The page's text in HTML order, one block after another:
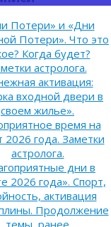
Потери» и «Дни
Потери». Что это
Когда будет?
астролога.
активация:
входной двери в
своем жилье».
время на
2026 года. Заметки
астролога.
дни в
2026 года». Спорт,
активация
Продолжение